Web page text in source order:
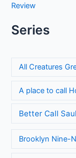
Review
Series
All Creatures
A place to call
Better Call Saul
Brooklyn Nine-